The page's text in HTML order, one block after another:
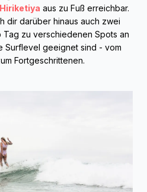
Hiriketiya aus zu Fuß erreichbar.
dir darüber hinaus auch zwei
zu verschiedenen Spots an
Surflevel geeignet sind - vom
Fortgeschrittenen.